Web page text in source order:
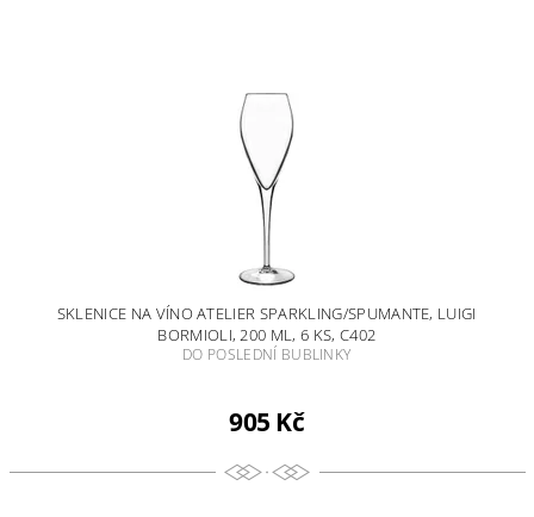
SKLENICE NA VÍNO ATELIER SPARKLING/SPUMANTE, LUIGI
BORMIOLI, 200 ML, 6 KS, C402
DO POSLEDNÍ BUBLINKY
905 Kč